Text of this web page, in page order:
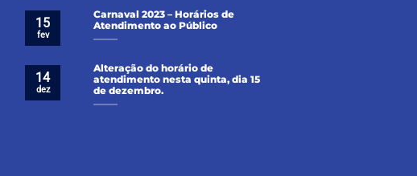
Carnaval 2023 – Horários de
Atendimento ao Público
15
fev
Alteração do horário de
atendimento nesta quinta, dia 15
de dezembro.
14
dez